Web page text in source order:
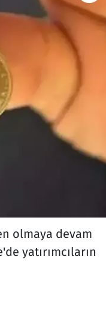
olmaya devam
yatırımcıların